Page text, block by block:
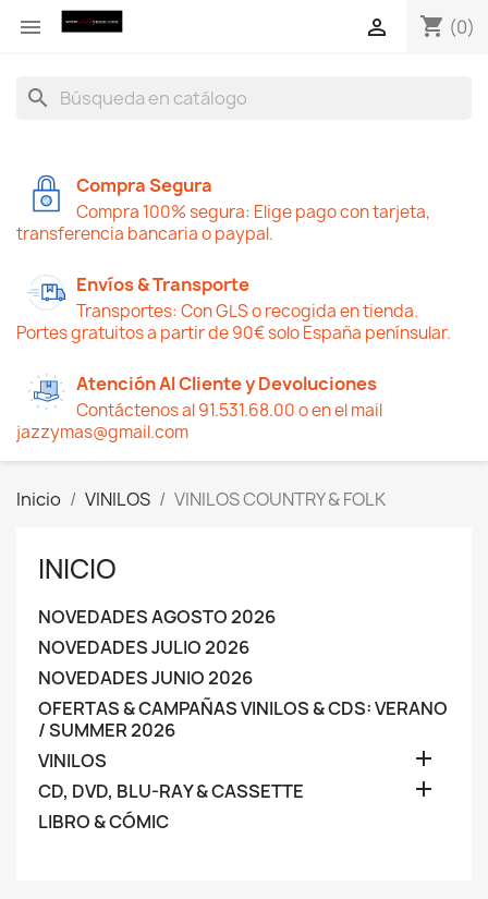
 shopping_cart (0)

search
Compra Segura
Compra 100% segura: Elige pago con tarjeta,
transferencia bancaria o paypal.
Envíos & Transporte
Transportes: Con GLS o recogida en tienda.
Portes gratuitos a partir de 90€ solo España penínsular.
Atención Al Cliente y Devoluciones
Contáctenos al 91.531.68.00 o en el mail
jazzymas@gmail.com
Inicio VINILOS VINILOS COUNTRY & FOLK
INICIO
NOVEDADES AGOSTO 2026
NOVEDADES JULIO 2026
NOVEDADES JUNIO 2026
OFERTAS & CAMPAÑAS VINILOS & CDS: VERANO
/ SUMMER 2026
VINILOS

CD, DVD, BLU-RAY & CASSETTE 
LIBRO & CÓMIC